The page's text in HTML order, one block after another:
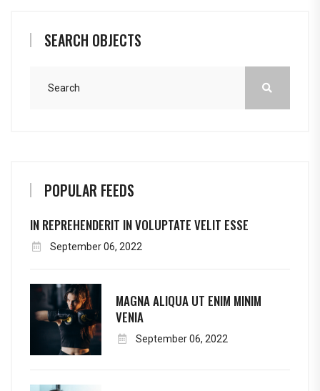
SEARCH OBJECTS
POPULAR FEEDS
IN REPREHENDERIT IN VOLUPTATE VELIT ESSE
September 06, 2022
MAGNA ALIQUA UT ENIM MINIM
VENIA
September 06, 2022